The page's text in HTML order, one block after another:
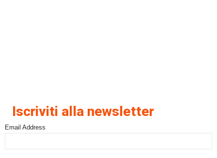
Iscriviti alla newsletter
Email Address